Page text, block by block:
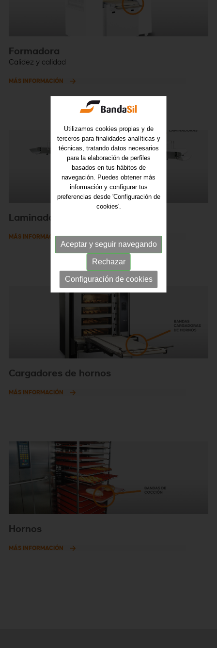
Formadora
Calidez y calidad
MÁS INFORMACIÓN
Laminadora
MÁS INFORMACIÓN
Cargadores de hornos
MÁS INFORMACIÓN
Hornos
MÁS INFORMACIÓN
Utilizamos cookies propias y de
terceros para finalidades analíticas y
técnicas, tratando datos necesarios
para la elaboración de perfiles
basados en tus hábitos de
navegación. Puedes obtener más
información y configurar tus
preferencias desde 'Configuración de
cookies'.
Aceptar y seguir navegando
Rechazar
Configuración de cookies